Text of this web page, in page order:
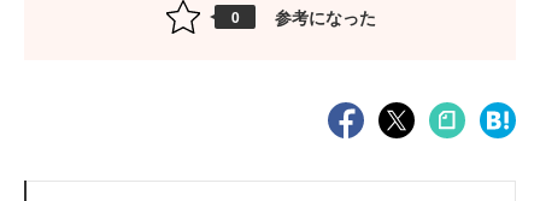
0 参考になった